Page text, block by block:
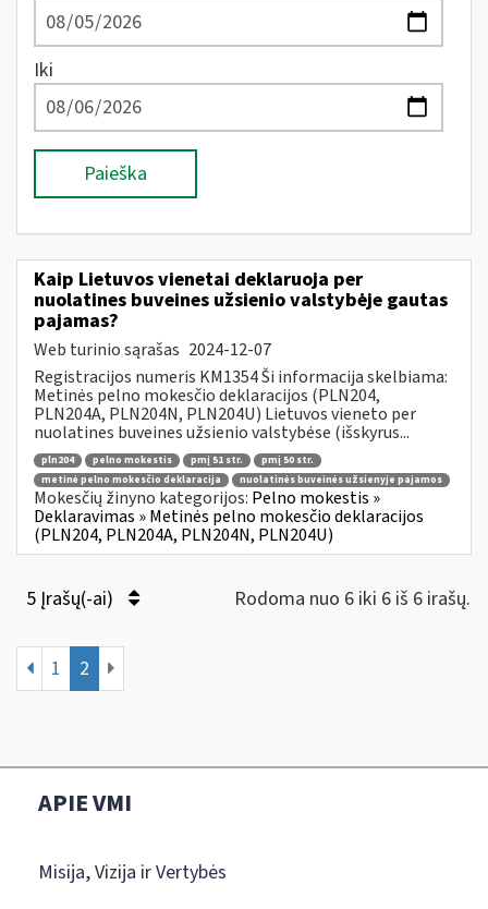
Iki
Paieška
Kaip Lietuvos vienetai deklaruoja per
nuolatines buveines užsienio valstybėje gautas
pajamas?
Web turinio sąrašas 2024-12-07
Registracijos numeris KM1354 Ši informacija skelbiama:
Metinės pelno mokesčio deklaracijos (PLN204,
PLN204A, PLN204N, PLN204U) Lietuvos vieneto per
nuolatines buveines užsienio valstybėse (išskyrus...
pln204 pelno mokestis pmį 51 str.
pmį 50 str.
metinė pelno mokesčio deklaracija
nuolatinės buveinės užsienyje pajamos
Mokesčių žinyno kategorijos: Pelno mokestis »
Deklaravimas » Metinės pelno mokesčio deklaracijos
(PLN204, PLN204A, PLN204N, PLN204U)
5 Įrašų(-ai) Rodoma nuo 6 iki 6 iš 6 irašų.
1 2
APIE VMI
Misija, Vizija ir Vertybės